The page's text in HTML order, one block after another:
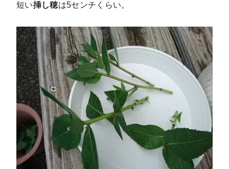
短い挿し穂は5センチくらい。